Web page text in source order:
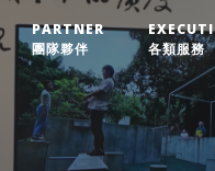
PARTNER
團隊夥伴
各類服務